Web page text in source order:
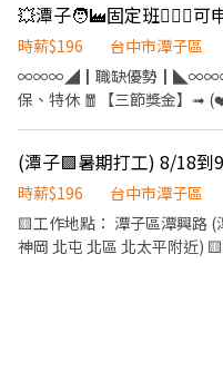
月 (配合加班平均約39,000~45,000) ✨大小夜班均需
(13:00~21:30) 🔺小夜班培育
二個月：$6000、滿三個月：$8000 🎯【休假制度】周
合加班) 💰【獎金制度】 ❣三節禮金 ❣加班慰勞獎金: 每3個月累計加
班時數大於(含)120h以上，
於(含)90h以上未滿120h，
1000元/次;滿3個月可領3000元/
利】 💸可預支 🔺冷氣房 ✨ෆෆෆෆෆෆ📞應徵看這裡📞ෆෆෆෆෆෆ✨ ♥服
務專員:小旻 ♥加賴詢問:搜
加入:https://lin.ee/TuSzLpe
貼+48元/ 時 (約 39,448 元) 🔆
時間: 13:00-21:30 (完成受訓
休六日 (需配合加班 加班達標
滿一個月 1,000元/次 ， 滿三
次 ⭕️ 特休 ，三節(生日/中秋
@924lpgta (記得加 @ 喔！
時薪$196
台中市潭子區
∞∞∞◢┃職缺優勢┃◣∞∞∞
保、特休 🧧【三節獎金】➟
✨電子零件焊接、組裝、測
置作業掌握 ✨操作生產設備
新機種試 ⏰上班時間: ⏰日班08:00~17:10 ，薪資31,000元 ⏰小夜
班15:50-00:30，薪資31,000元/
時薪$196
台中市潭子區
🟨工作地點： 潭子區潭興路
神岡 北屯 北區 北太平附近)